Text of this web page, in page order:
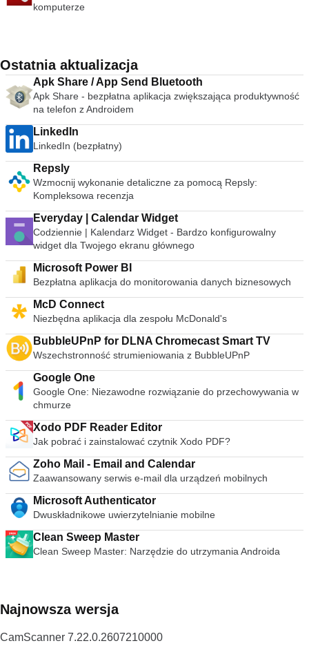
komputerze
Ostatnia aktualizacja
Apk Share / App Send Bluetooth
Apk Share - bezpłatna aplikacja zwiększająca produktywność
na telefon z Androidem
LinkedIn
LinkedIn (bezpłatny)
Repsly
Wzmocnij wykonanie detaliczne za pomocą Repsly:
Kompleksowa recenzja
Everyday | Calendar Widget
Codziennie | Kalendarz Widget - Bardzo konfigurowalny
widget dla Twojego ekranu głównego
Microsoft Power BI
Bezpłatna aplikacja do monitorowania danych biznesowych
McD Connect
Niezbędna aplikacja dla zespołu McDonald's
BubbleUPnP for DLNA Chromecast Smart TV
Wszechstronność strumieniowania z BubbleUPnP
Google One
Google One: Niezawodne rozwiązanie do przechowywania w
chmurze
Xodo PDF Reader Editor
Jak pobrać i zainstalować czytnik Xodo PDF?
Zoho Mail - Email and Calendar
Zaawansowany serwis e-mail dla urządzeń mobilnych
Microsoft Authenticator
Dwuskładnikowe uwierzytelnianie mobilne
Clean Sweep Master
Clean Sweep Master: Narzędzie do utrzymania Androida
Najnowsza wersja
CamScanner 7.22.0.2607210000